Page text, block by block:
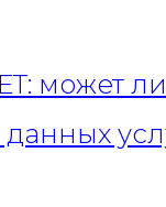
может ли